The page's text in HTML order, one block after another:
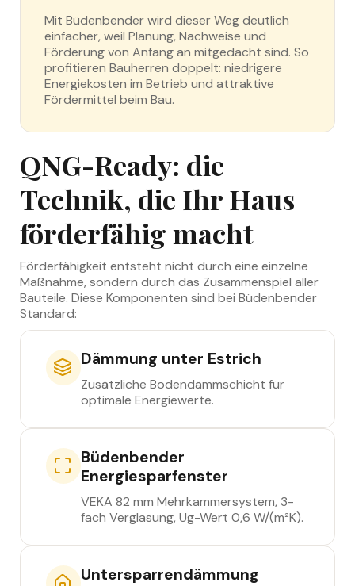
Mit Büdenbender wird dieser Weg deutlich
einfacher, weil Planung, Nachweise und
Förderung von Anfang an mitgedacht sind. So
profitieren Bauherren doppelt: niedrigere
Energiekosten im Betrieb und attraktive
Fördermittel beim Bau.
QNG-Ready: die
Technik, die Ihr Haus
förderfähig macht
Förderfähigkeit entsteht nicht durch eine einzelne
Maßnahme, sondern durch das Zusammenspiel aller
Bauteile. Diese Komponenten sind bei Büdenbender
Standard:
Dämmung unter Estrich
Zusätzliche Bodendämmschicht für
optimale Energiewerte.
Büdenbender
Energiesparfenster
VEKA 82 mm Mehrkammersystem, 3-
fach Verglasung, Ug-Wert 0,6 W/(m²K).
Untersparrendämmung